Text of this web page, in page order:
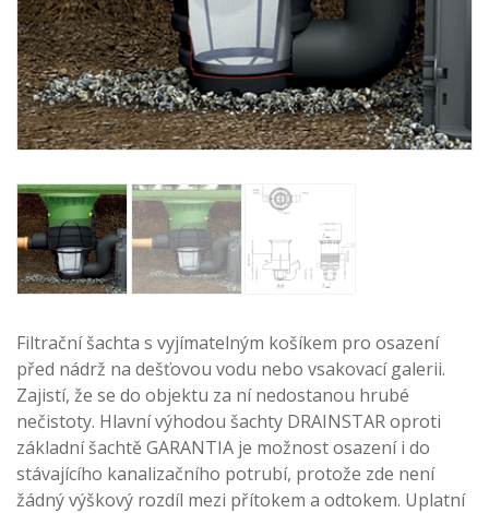
Filtrační šachta s vyjímatelným košíkem pro osazení
před nádrž na dešťovou vodu nebo vsakovací galerii.
Zajistí, že se do objektu za ní nedostanou hrubé
nečistoty. Hlavní výhodou šachty DRAINSTAR oproti
základní šachtě GARANTIA je možnost osazení i do
stávajícího kanalizačního potrubí, protože zde není
žádný výškový rozdíl mezi přítokem a odtokem. Uplatní